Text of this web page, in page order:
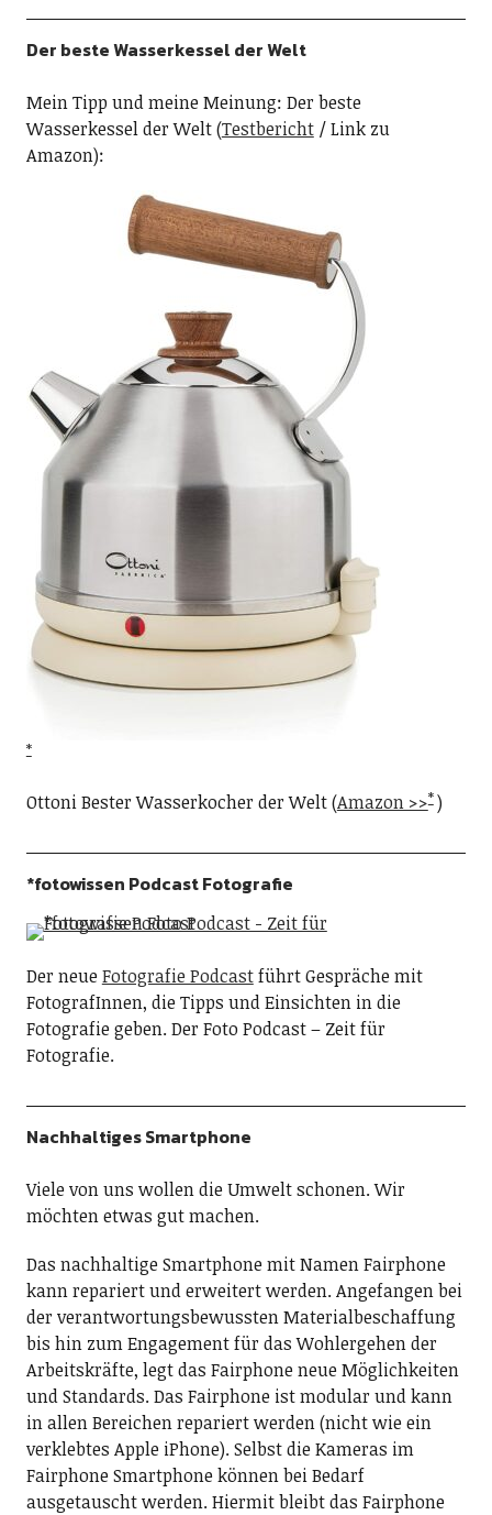
Der beste Wasserkessel der Welt
Mein Tipp und meine Meinung: Der beste
Wasserkessel der Welt (Testbericht/ Link zu
Amazon):
Ottoni Bester Wasserkocher der Welt (Amazon >> )
*fotowissen Podcast Fotografie
Der neueFotografie Podcastführt Gespräche mit
FotografInnen, die Tipps und Einsichten in die
Fotografie geben. Der Foto Podcast – Zeit für
Fotografie.
Nachhaltiges Smartphone
Viele von uns wollen die Umwelt schonen. Wir
möchten etwas gut machen.
Das nachhaltige Smartphone mit Namen Fairphone
kann repariert und erweitert werden. Angefangen bei
der verantwortungsbewussten Materialbeschaffung
bis hin zum Engagement für das Wohlergehen der
Arbeitskräfte, legt das Fairphone neue Möglichkeiten
und Standards. Das Fairphone ist modular und kann
in allen Bereichen repariert werden (nicht wie ein
verklebtes Apple iPhone). Selbst die Kameras im
Fairphone Smartphone können bei Bedarf
ausgetauscht werden. Hiermit bleibt das Fairphone